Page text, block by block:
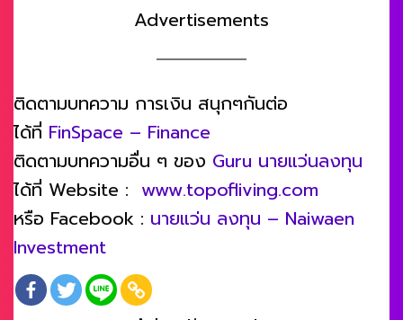
Advertisements
ติดตามบทความ การเงิน สนุกๆกันต่อ
ได้ที่ FinSpace – Finance
ติดตามบทความอื่น ๆ ของ Guru นายแว่นลงทุน
ได้ที่ Website : www.topofliving.com
หรือ Facebook : นายแว่น ลงทุน – Naiwaen
Investment